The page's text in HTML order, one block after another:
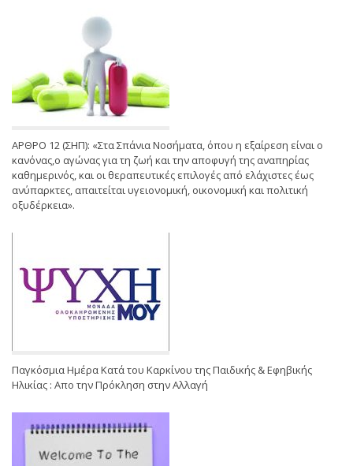
ΑΡΘΡΟ 12 (ΣΗΠ): «Στα Σπάνια Νοσήματα, όπου η εξαίρεση είναι ο
κανόνας,ο αγώνας για τη ζωή και την αποφυγή της αναπηρίας
καθημερινός, και οι θεραπευτικές επιλογές από ελάχιστες έως
ανύπαρκτες, απαιτείται υγειονομική, οικονομική και πολιτική
οξυδέρκεια».
Παγκόσμια Ημέρα Κατά του Καρκίνου της Παιδικής & Εφηβικής
Ηλικίας : Απο την Πρόκληση στην Αλλαγή